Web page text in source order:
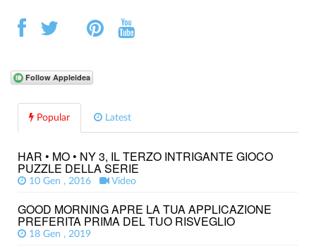
Popular Latest
HAR • MO • NY 3, IL TERZO INTRIGANTE GIOCO
PUZZLE DELLA SERIE
10 Gen , 2016 Video
GOOD MORNING APRE LA TUA APPLICAZIONE
PREFERITA PRIMA DEL TUO RISVEGLIO
18 Gen , 2019